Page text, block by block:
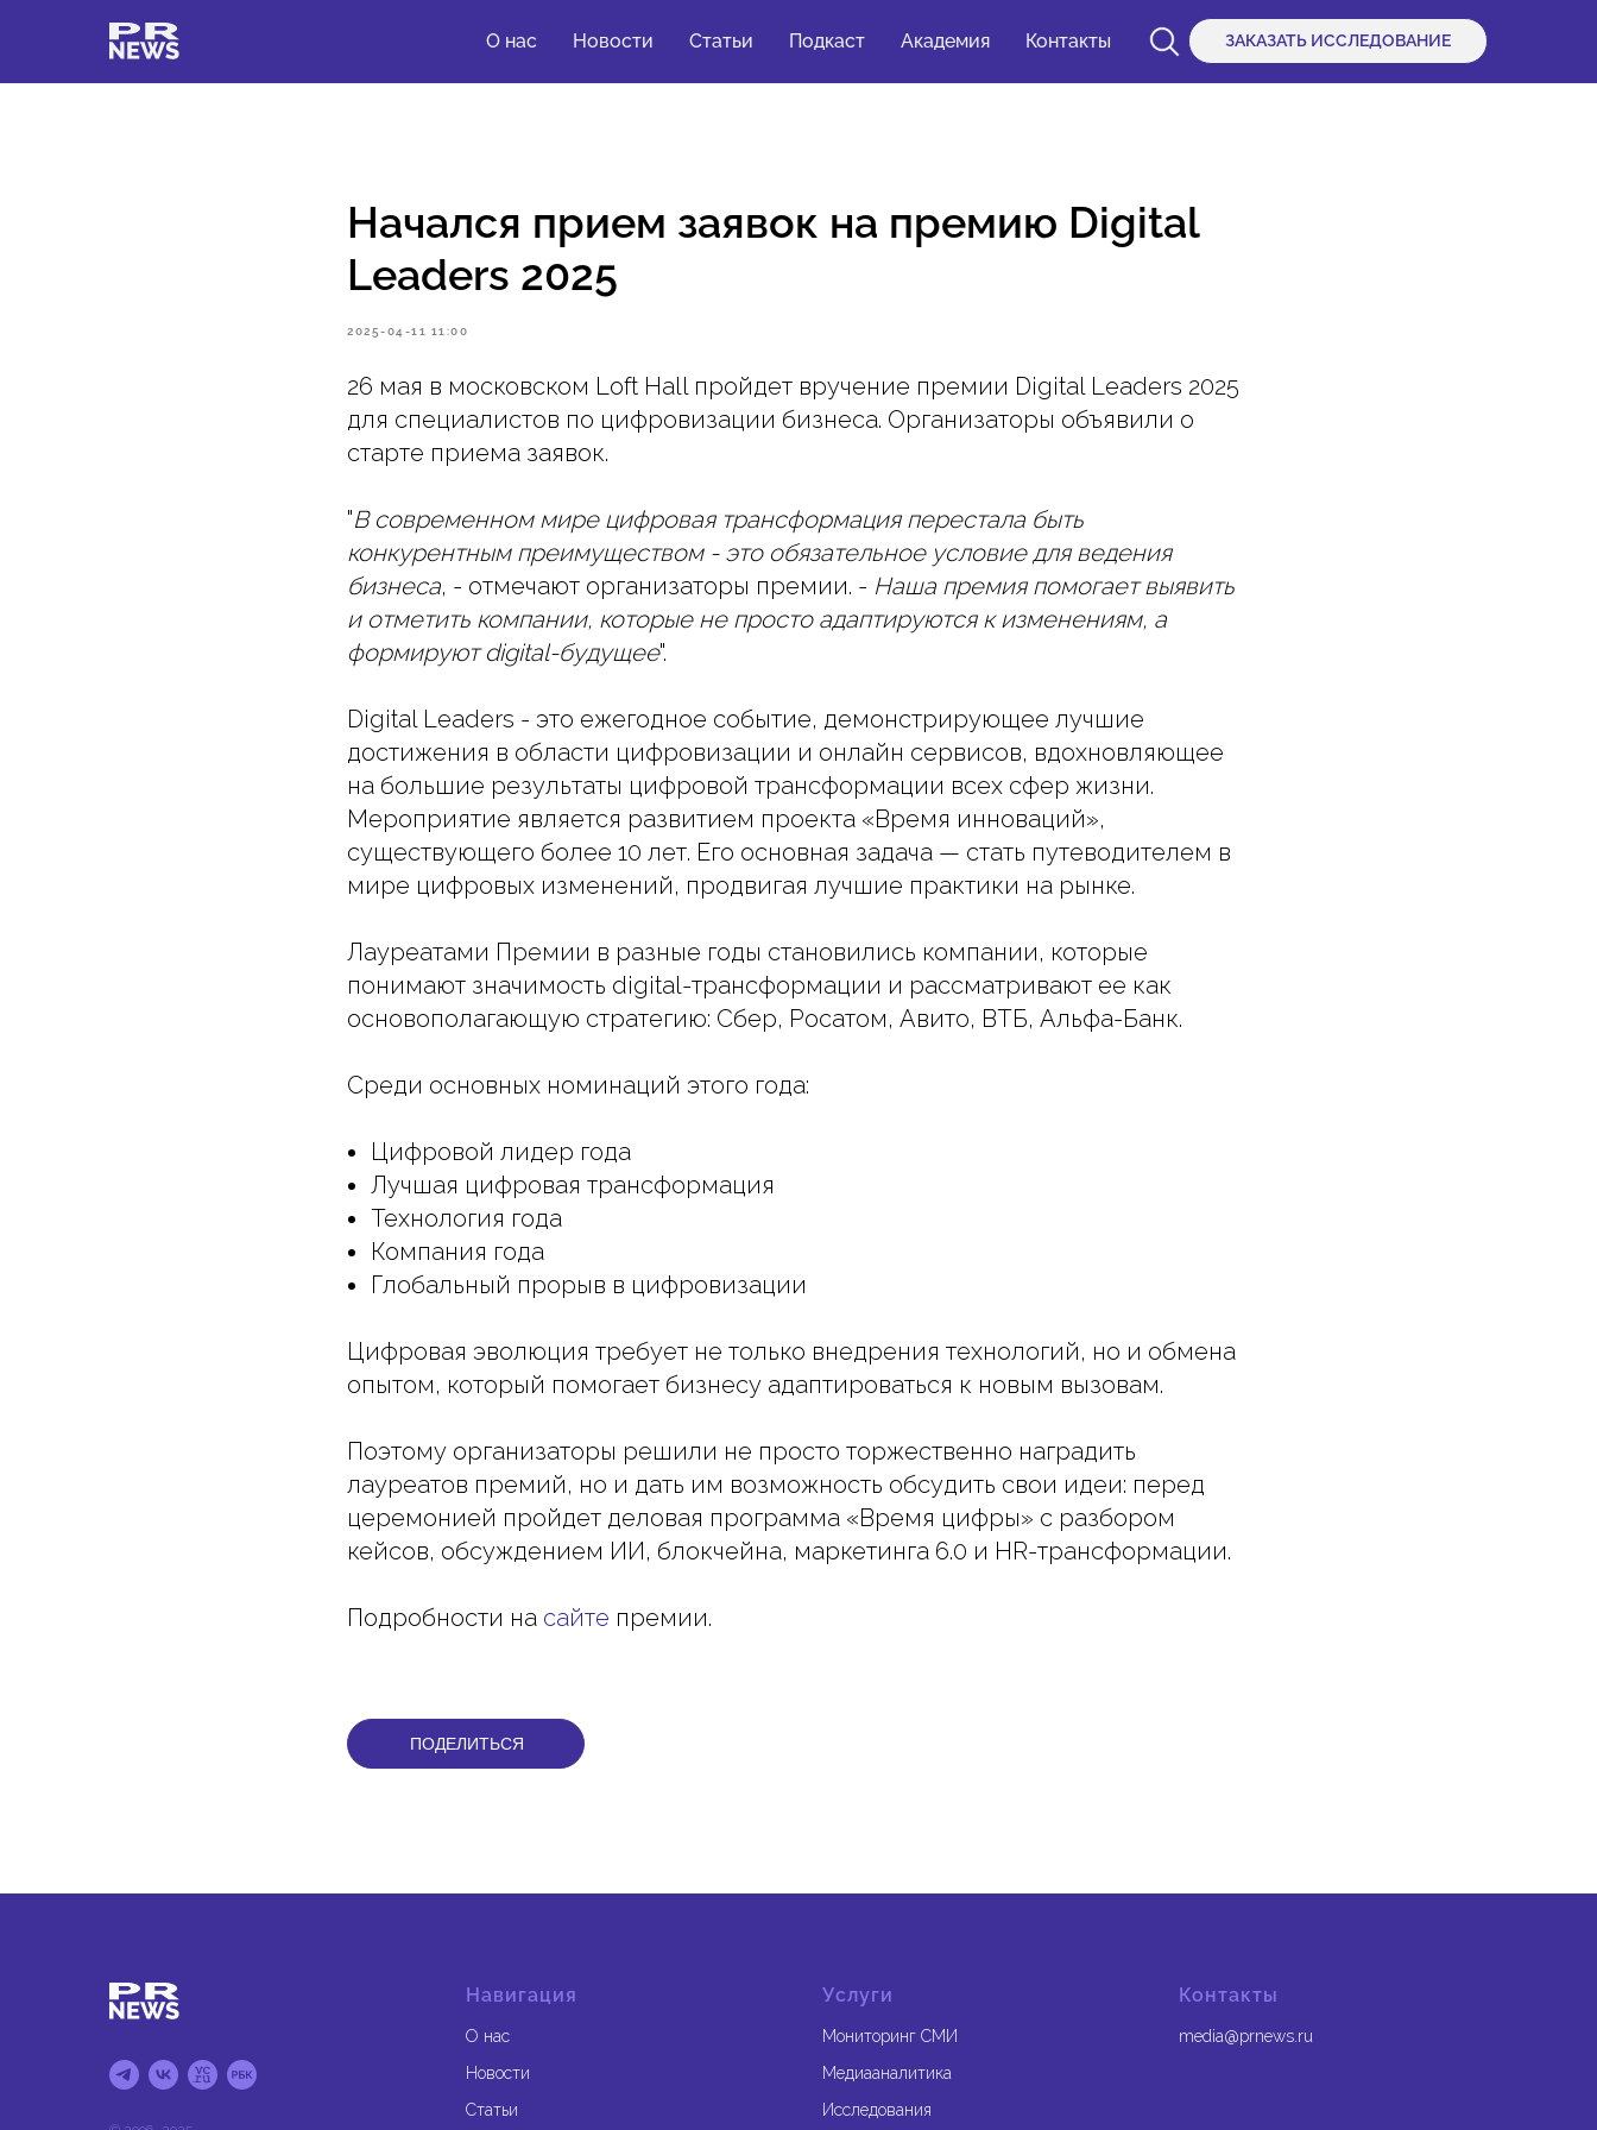
О нас Новости Статьи Подкаст Академия Контакты ЗАКАЗАТЬ ИССЛЕДОВАНИЕ
Начался прием заявок на премию Digital
Leaders 2025
2025-04-11 11:00
26 мая в московском Loft Hall пройдет вручение премии Digital Leaders 2025
для специалистов по цифровизации бизнеса. Организаторы объявили о
старте приема заявок.
"В современном мире цифровая трансформация перестала быть
конкурентным преимуществом - это обязательное условие для ведения
бизнеса, - отмечают организаторы премии. - Наша премия помогает выявить
и отметить компании, которые не просто адаптируются к изменениям, а
формируют digital-будущее".
Digital Leaders - это ежегодное событие, демонстрирующее лучшие
достижения в области цифровизации и онлайн сервисов, вдохновляющее
на большие результаты цифровой трансформации всех сфер жизни.
Мероприятие является развитием проекта «Время инноваций»,
существующего более 10 лет. Его основная задача — стать путеводителем в
мире цифровых изменений, продвигая лучшие практики на рынке.
Лауреатами Премии в разные годы становились компании, которые
понимают значимость digital-трансформации и рассматривают ее как
основополагающую стратегию: Сбер, Росатом, Авито, ВТБ, Альфа-Банк.
Среди основных номинаций этого года:
Цифровой лидер года
Лучшая цифровая трансформация
Технология года
Компания года
Глобальный прорыв в цифровизации
Цифровая эволюция требует не только внедрения технологий, но и обмена
опытом, который помогает бизнесу адаптироваться к новым вызовам.
Поэтому организаторы решили не просто торжественно наградить
лауреатов премий, но и дать им возможность обсудить свои идеи: перед
церемонией пройдет деловая программа «Время цифры» с разбором
кейсов, обсуждением ИИ, блокчейна, маркетинга 6.0 и HR-трансформации.
Подробности на сайте премии.
ПОДЕЛИТЬСЯ
Навигация
О нас
Новости
Статьи
Услуги
Мониторинг СМИ
Медиааналитика
Исследования
Контакты
media@prnews.ru